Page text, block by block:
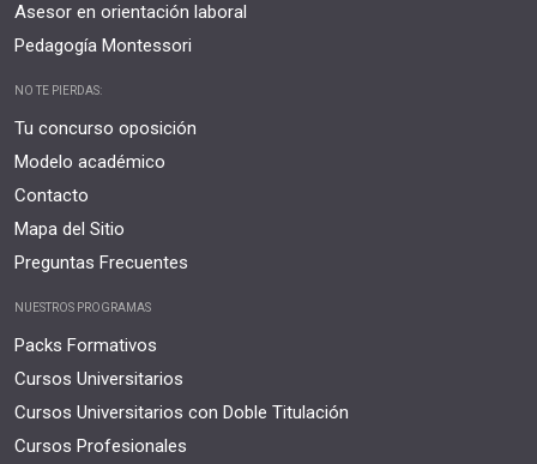
Asesor en orientación laboral
Pedagogía Montessori
NO TE PIERDAS:
Tu concurso oposición
Modelo académico
Contacto
Mapa del Sitio
Preguntas Frecuentes
NUESTROS PROGRAMAS
Packs Formativos
Cursos Universitarios
Cursos Universitarios con Doble Titulación
Cursos Profesionales